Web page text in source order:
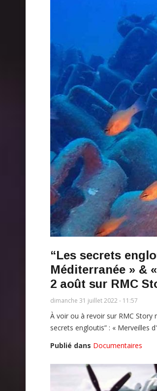
“Les secrets
Méditerranée » &
2 août sur RMC
dimanche 31 juillet 2022 - 11:57
À voir ou à revoir sur RMC Story
secrets engloutis” : « Merveilles
Publié dans Documentaires